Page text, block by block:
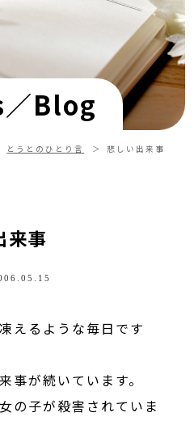
Blog
とうとのひとり言 悲しい出来事
来事
えるような毎日です
事が続いています。
の子が殺害されていま